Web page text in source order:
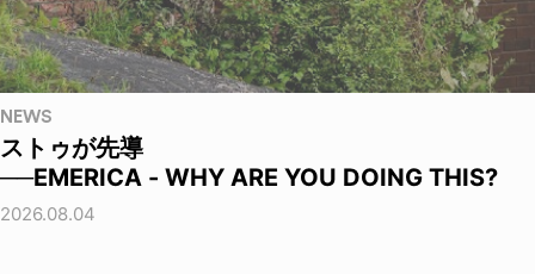
NEWS
ストゥが先導
──EMERICA - WHY ARE YOU DOING THIS?
2026.08.04